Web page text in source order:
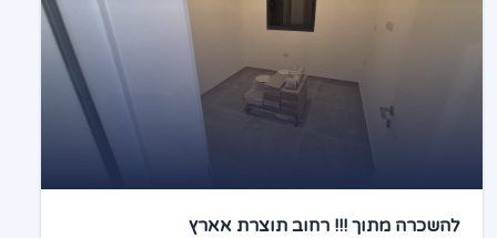
להשכרה מתוך !!! רחוב תוצרת אארץ